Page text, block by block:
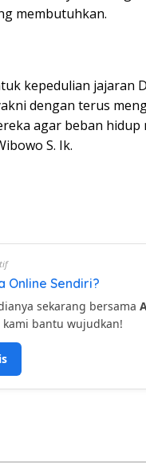
membutuhkan.
kepedulian jajaran
dengan terus
agar beban
S. Ik.
Online Sendiri?
sekarang bersama
bantu wujudkan!